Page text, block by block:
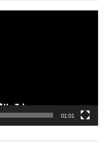
01:01